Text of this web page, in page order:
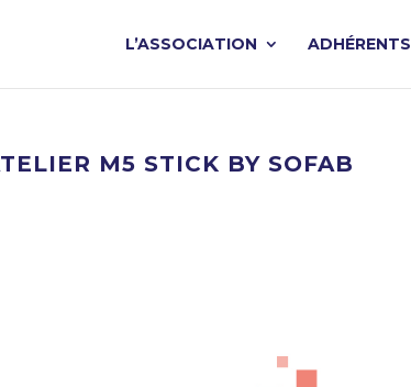
L’ASSOCIATION ADHÉRENTS
M5 STICK BY SOFAB